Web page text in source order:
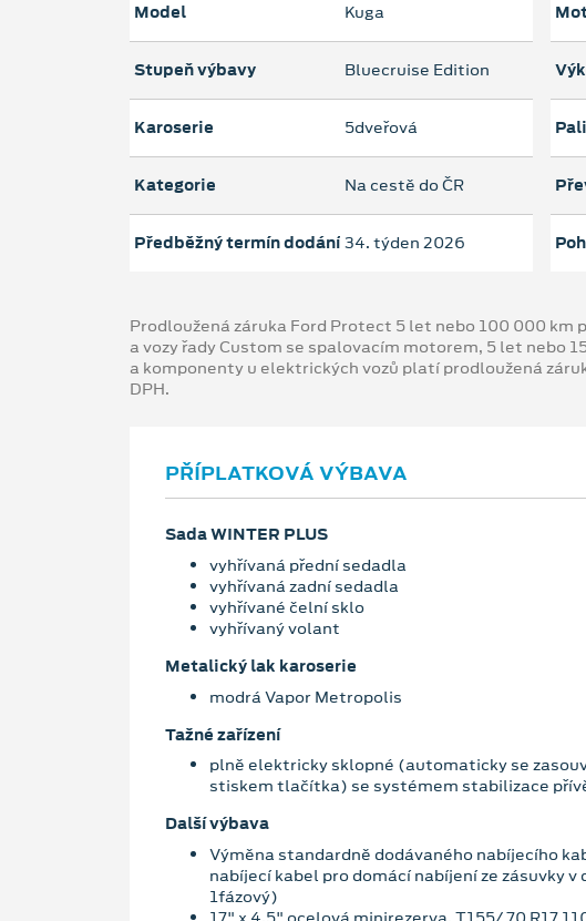
Model Kuga
Stupeň výbavy Bluecruise Edition
Karoserie 5dveřová
Kategorie Na cestě do ČR
Předběžný termín dodání 34. týden 2026
Prodloužená záruka Ford Protect 5 let nebo 100 000 km
a vozy řady Custom se spalovacím motorem, 5 let nebo
a komponenty u elektrických vozů platí prodloužená
DPH.
PŘÍPLATKOVÁ VÝBAVA
Sada WINTER PLUS
vyhřívaná přední sedadla
vyhřívaná zadní sedadla
vyhřívané čelní sklo
vyhřívaný volant
Metalický lak karoserie
modrá Vapor Metropolis
Tažné zařízení
plně elektricky sklopné (automaticky se
stiskem tlačítka) se systémem stabilizace
Další výbava
Výměna standardně dodávaného nabíjecího
nabíjecí kabel pro domácí nabíjení ze zásuvky v
1fázový)